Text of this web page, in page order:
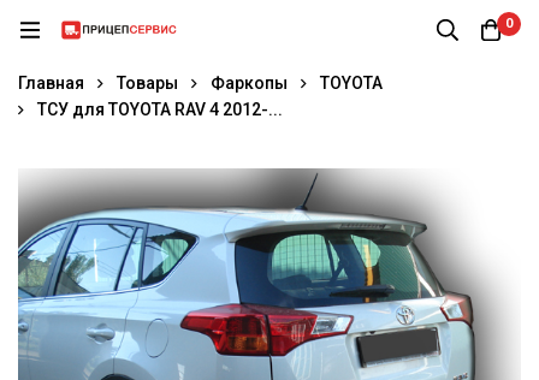
0
Главная Товары Фаркопы
TOYOTA
ТСУ для TOYOTA RAV 4 2012-...